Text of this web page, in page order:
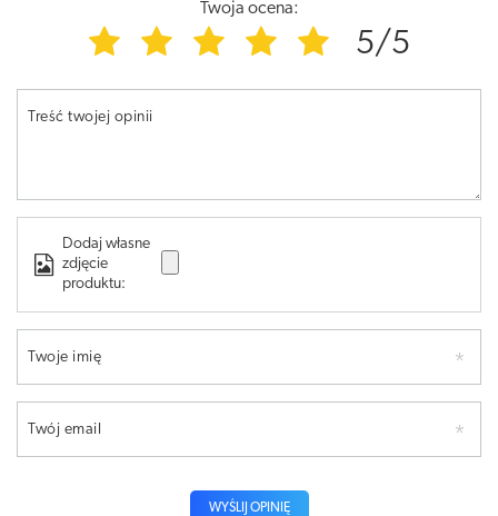
Twoja ocena:
5/5
Treść twojej opinii
Dodaj własne
zdjęcie
produktu:
Twoje imię
Twój email
WYŚLIJ OPINIĘ